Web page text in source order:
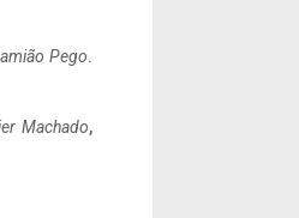
Pego.
Machado,